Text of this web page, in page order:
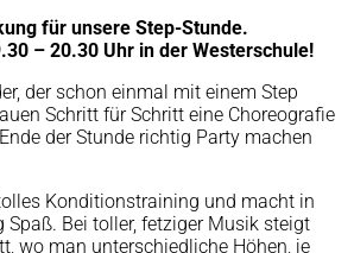
für unsere Step-Stunde.
– 20.30 Uhr in der Westerschule!
der schon einmal mit einem Step
Schritt für Schritt eine Choreografie
der Stunde richtig Party machen
Konditionstraining und macht in
Spaß. Bei toller, fetziger Musik steigt
wo man unterschiedliche Höhen, je